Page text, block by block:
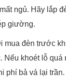
ngủ. Hãy lắp
giường.
mua đèn trước
Nếu khoét lỗ quá
phí bả vá lại trần.